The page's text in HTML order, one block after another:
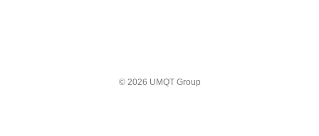
© 2026 UMQT Group